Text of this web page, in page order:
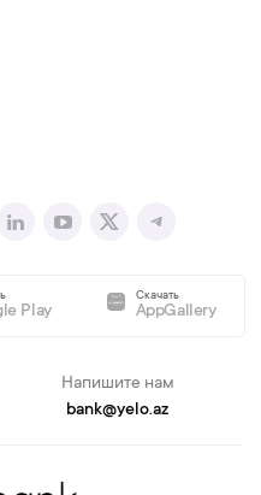
Play
Скачать
AppGallery
Напишите нам
bank@yelo.az